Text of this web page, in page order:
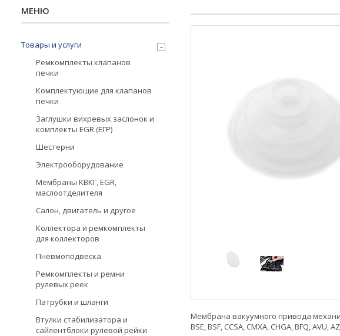
Мембрана вакуумного привода
BSE, BSF, CCSA, CMXA, CHGA, BFQ,
Товары и услуги
Ремкомплекты клапанов
печки
Комплектующие для клапанов
печки
Заглушки вихревых заслонок и
комплекты EGR (ЕГР)
Шестерни
Электрооборудование
Мембраны КВКГ, EGR,
маслоотделителя
Салон, двигатель и другое
Коллектора и ремкомплекты
для коллекторов
Пневмоподвеска
Ремкомплекты и ремни
рулевых реек
Патрубки и шланги
Втулки стабилизатора и
сайлентблоки рулевой рейки